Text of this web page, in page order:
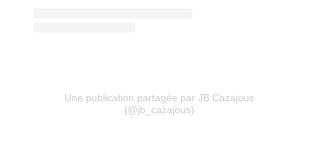
Une publication partagée par JB Cazajous
(@jb_cazajous)